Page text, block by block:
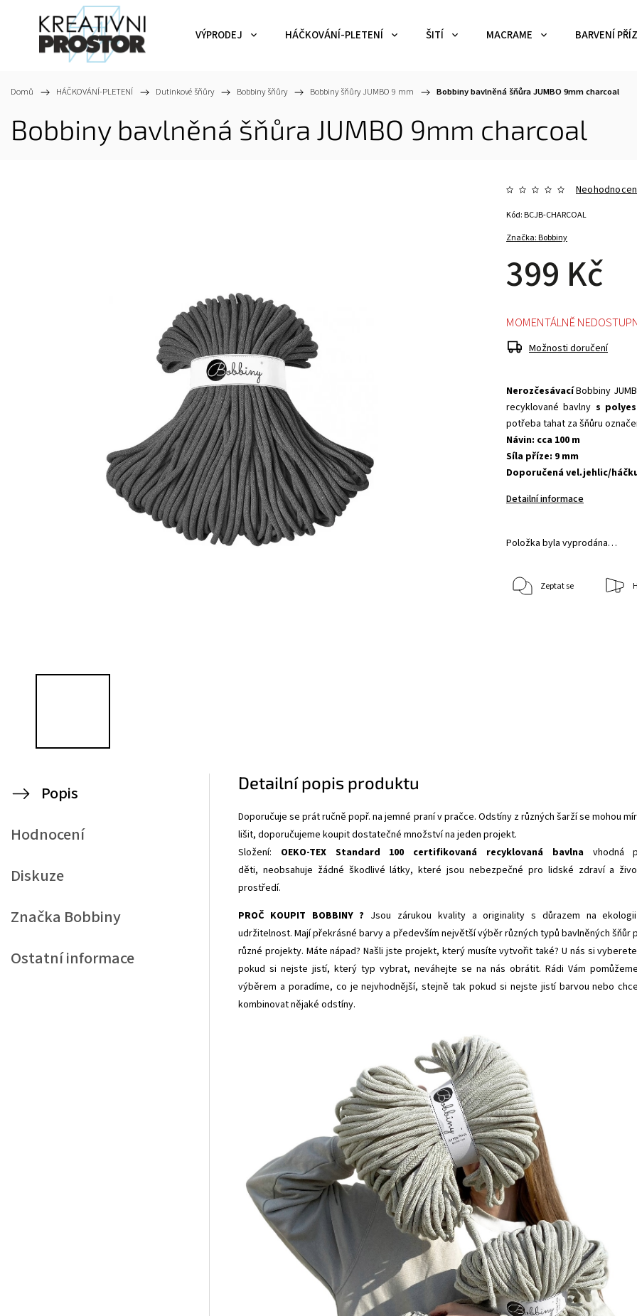
VÝPRODEJ HÁČKOVÁNÍ-PLETENÍ ŠITÍ MACRAME BARVENÍ
Domů / HÁČKOVÁNÍ-PLETENÍ / Dutinkové šňůry / Bobbiny šňůry / Bobbiny šňůry JUMBO 9 mm / Bobbiny bavlněná šňůra JUMBO 9mm charcoal
Bobbiny bavlněná šňůra JUMBO 9mm charcoal
Značka:Bobbiny
399 Kč
Kód:BCJB-CHARCOAL
NerozčesávacíBobbiny
recyklované bavlny s
potřeba tahat za šňůru
Návin: cca 100 m
Síla příze: 9 mm
Doporučená vel.jehlic/
Detailní informace
Položka byla vyprodána…
MOMENTÁLNĚ
Možnosti doručení
Zeptat se
Popis
Hodnocení
Diskuze
Značka Bobbiny
Ostatní informace
Detailní popis produktu
Doporučuje se prát ručně popř. na jemné praní v pračce. Odstíny z různých šarží se mohou
lišit, doporučujeme koupit dostatečné množství na jeden projekt.
Složení: OEKO-TEX Standard 100 certifikovaná recyklovaná bavlnavhodná
děti, neobsahuje žádné škodlivé látky, které jsou nebezpečné pro lidské zdraví a
prostředí.
PROČ KOUPIT BOBBINY ? Jsou zárukou kvality a originality s důrazem na
udržitelnost. Mají překrásné barvy a především největší výběr různých typů bavlněných šňůr
různé projekty. Máte nápad? Našli jste projekt, který musíte vytvořit také? U nás si
pokud si nejste jistí, který typ vybrat, neváhejte se na nás obrátit. Rádi Vám
výběrem a poradíme, co je nejvhodnější, stejně tak pokud si nejste jistí barvou nebo
kombinovat nějaké odstíny.